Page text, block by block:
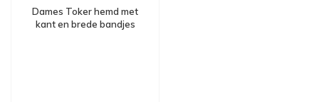
Dames Toker hemd met
kant en brede bandjes